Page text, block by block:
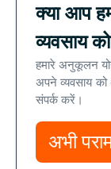
क्या आप
व्यवसाय
हमारे अनुकूलन
अपने व्यवसाय
संपर्क करें।
अभी